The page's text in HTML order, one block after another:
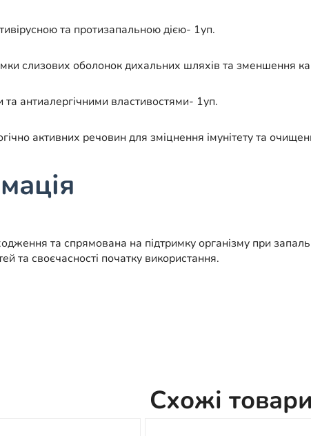
та протизапальною дією- 1уп.
слизових оболонок дихальних шляхів та зменшення
антиалергічними властивостями- 1уп.
активних речовин для зміцнення імунітету та
та спрямована на підтримку організму при
та своєчасності початку використання.
Схожі товари